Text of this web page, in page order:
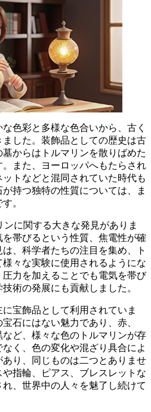
色彩と多様な色合いから、古く
した。 装飾品としての歴史は古
墓からはトルマリンを散りばめた
また、ヨーロッパへもたらされ
トなどと混同されていた時代も
持つ独特の性質については、ま
。
に関する大きな発見がありま
帯びるという性質 、焦電性が確
、科学者たちの注目を集め、ト
々な実験に使用されるようにな
力を加えることでも電気を帯び
技術の発展にも貢献しました。
宝飾品として利用されていま
石にはない魅力であり、赤、
ど、様々な色のトルマリンが存
く、色の変化や混ざり具合によ
り、同じものは二つとありませ
指輪、ピアス、ブレスレットな
、世界中の人々を魅了し続けて